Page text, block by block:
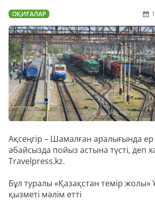
ОҚИҒАЛАР
Ақсеңгір – Шамалған аралығында
абайсызда пойыз астына түсті, деп
Travelpress.kz.
Бұл туралы «Қазақстан темір жолы»
қызметі мәлім етті